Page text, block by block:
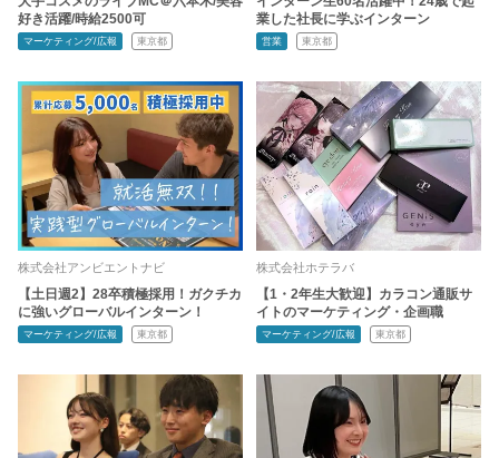
好き活躍/時給2500可
マーケティング/広報 東京都
業した社長に学ぶインターン
営業 東京都
株式会社アンビエントナビ
【土日週2】28卒積極採用！ガクチカ
に強いグローバルインターン！
マーケティング/広報 東京都
株式会社ホテラバ
【1・2年生大歓迎】カラコン通販サ
イトのマーケティング・企画職
マーケティング/広報 東京都